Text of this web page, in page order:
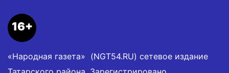
16+
«Народная газета» (NGT54.RU) сетевое издание